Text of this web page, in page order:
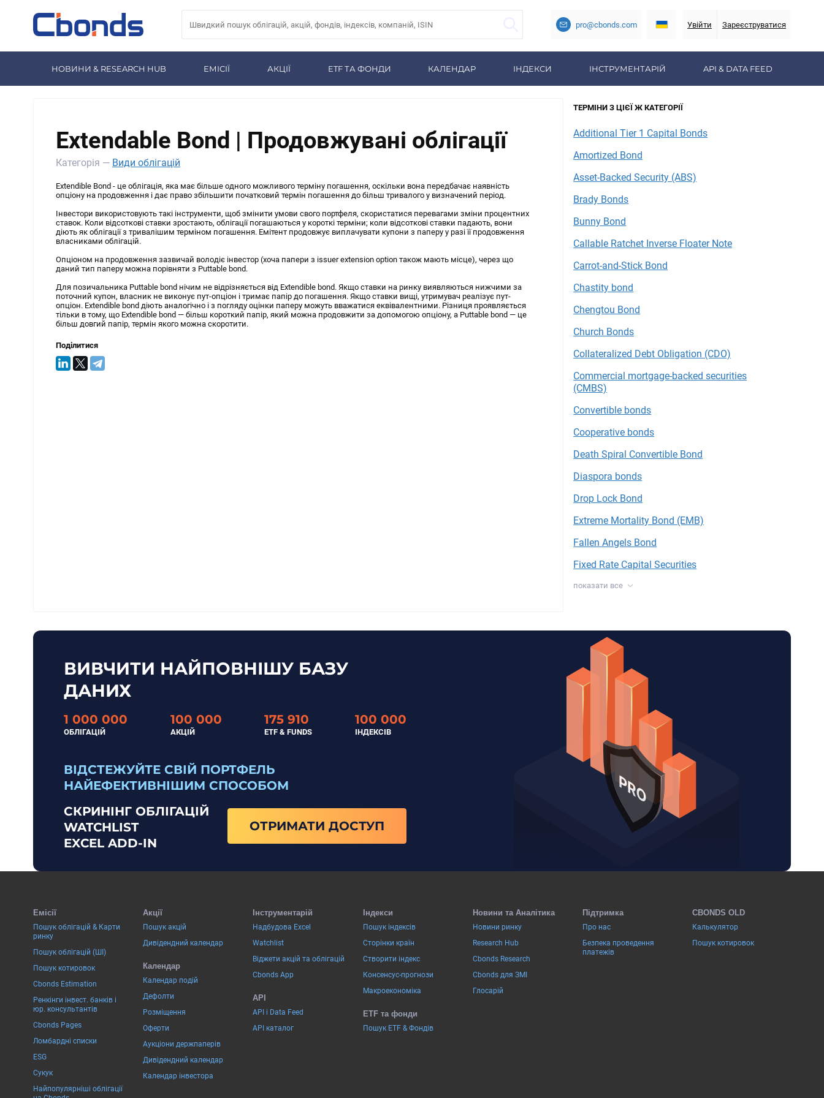
pro@cbonds.com Увійти Зареєструватися
НОВИНИ & RESEARCH HUB ЕМІСІЇ АКЦІЇ ETF ТА ФОНДИ КАЛЕНДАР ІНДЕКСИ ІНСТРУМЕНТАРІЙ API & DATA FEED
Extendable Bond | Продовжувані облігації
Категорія — Види облігацій
Extendible Bond - це облігація, яка має більше одного можливого терміну погашення, оскільки вона передбачає наявність
опціону на продовження і дає право збільшити початковий термін погашення до більш тривалого у визначений період.
Інвестори використовують такі інструменти, щоб змінити умови свого портфеля, скористатися перевагами зміни процентних
ставок. Коли відсоткові ставки зростають, облігації погашаються у короткі терміни; коли відсоткові ставки падають, вони
діють як облігації з тривалішим терміном погашення. Емітент продовжує виплачувати купони з паперу у разі її продовження
власниками облігацій.
Опціоном на продовження зазвичай володіє інвестор (хоча папери з issuer extension option також мають місце), через що
даний тип паперу можна порівняти з Puttable bond.
Для позичальника Puttable bond нічим не відрізняється від Extendible bond. Якщо ставки на ринку виявляються нижчими за
поточний купон, власник не виконує пут-опціон і тримає папір до погашення. Якщо ставки вищі, утримувач реалізує пут-
опціон. Extendible bond діють аналогічно і з погляду оцінки паперу можуть вважатися еквівалентними. Різниця проявляється
тільки в тому, що Extendible bond — більш короткий папір, який можна продовжити за допомогою опціону, а Puttable bond — це
більш довгий папір, термін якого можна скоротити.
Поділитися
ТЕРМІНИ З ЦІЄЇ Ж КАТЕГОРІЇ
Additional Tier 1 Capital Bonds
Amortized Bond
Asset-Backed Security (ABS)
Brady Bonds
Bunny Bond
Callable Ratchet Inverse Floater Note
Carrot-and-Stick Bond
Chastity bond
Chengtou Bond
Church Bonds
Collateralized Debt Obligation (CDO)
Commercial mortgage-backed securities
(CMBS)
Convertible bonds
Cooperative bonds
Death Spiral Convertible Bond
Diaspora bonds
Drop Lock Bond
Extreme Mortality Bond (EMB)
Fallen Angels Bond
Fixed Rate Capital Securities
показати все
ВИВЧИТИ НАЙПОВНІШУ БАЗУ
ДАНИХ
1 000 000
ОБЛІГАЦІЙ
100 000
АКЦІЙ
175 910
ETF & FUNDS
100 000
ІНДЕКСІВ
ВІДСТЕЖУЙТЕ СВІЙ ПОРТФЕЛЬ
НАЙЕФЕКТИВНІШИМ СПОСОБОМ
СКРИНІНГ ОБЛІГАЦІЙ
WATCHLIST
EXCEL ADD-IN
ОТРИМАТИ ДОСТУП
Емісії
Пошук облігацій & Карти
ринку
Пошук облігацій (ШІ)
Пошук котировок
Cbonds Estimation
Ренкінги інвест. банків і
юр. консультантів
Cbonds Pages
Ломбардні списки
ESG
Сукук
Найпопулярніші облігації
Акції
Пошук акцій
Дивідендний календар
Календар
Календар подій
Дефолти
Розміщення
Оферти
Аукціони держпаперів
Дивідендний календар
Календар інвестора
Інструментарій
Надбудова Excel
Watchlist
Віджети акцій та облігацій
Cbonds App
API
API і Data Feed
API каталог
Індекси
Пошук індексів
Сторінки країн
Створити індекс
Консенсус-прогнози
Макроекономіка
ETF та фонди
Пошук ETF & Фондів
Новини та Аналітика
Новини ринку
Research Hub
Cbonds Research
Cbonds для ЗМІ
Глосарій
Підтримка
Про нас
Безпека проведення
платежів
CBONDS OLD
Калькулятор
Пошук котировок